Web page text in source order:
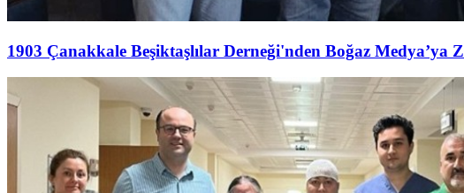
1903 Çanakkale Beşiktaşlılar Derneği'nden Boğaz Medya’ya